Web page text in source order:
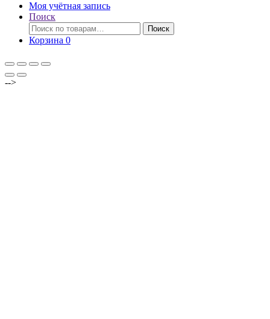
Моя учётная запись
Поиск
Искать:
Поиск
Корзина 0
-->